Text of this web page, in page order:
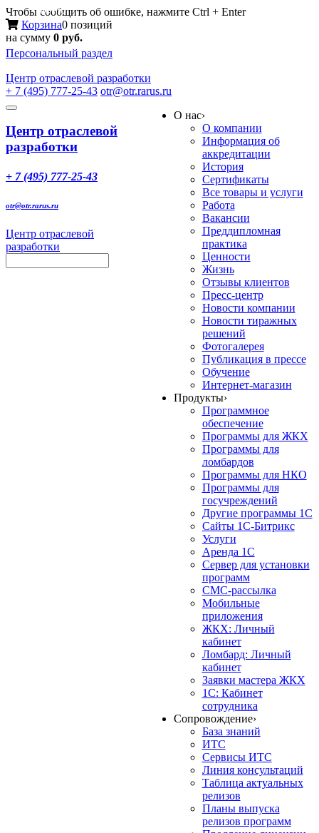
Чтобы сообщить об ошибке, нажмите Ctrl + Enter
Корзина0 позиций
на сумму 0 руб.
Персональный раздел
Центр отраслевой разработки
+ 7 (495) 777-25-43 otr@otr.rarus.ru
Toggle
Меню
Центр отраслевой
разработки
+ 7 (495) 777-25-43
otr@otr.rarus.ru
Центр отраслевой
разработки
О нас›
О компании
Информация об
аккредитации
История
Сертификаты
Все товары и услуги
Работа
Вакансии
Преддипломная
практика
Ценности
Жизнь
Отзывы клиентов
Пресс-центр
Новости компании
Новости тиражных
решений
Фотогалерея
Публикация в прессе
Обучение
Интернет-магазин
Продукты›
Программное
обеспечение
Программы для ЖКХ
Программы для
ломбардов
Программы для НКО
Программы для
госучреждений
Другие программы 1С
Сайты 1С-Битрикс
Услуги
Аренда 1С
Сервер для установки
программ
СМС-рассылка
Мобильные
приложения
ЖКХ: Личный
кабинет
Ломбард: Личный
кабинет
Заявки мастера ЖКХ
1С: Кабинет
сотрудника
Сопровождение›
База знаний
ИТС
Сервисы ИТС
Линия консультаций
Таблица актуальных
релизов
Планы выпуска
релизов программ